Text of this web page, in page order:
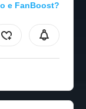
е FanBoost?